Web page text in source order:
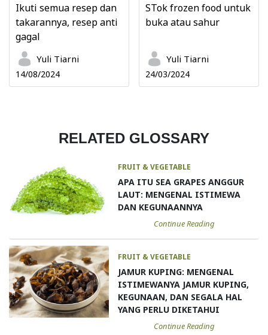
Ikuti semua resep dan
takarannya, resep anti
gagal
Yuli Tiarni
14/08/2024
STok frozen food untuk
buka atau sahur
Yuli Tiarni
24/03/2024
RELATED GLOSSARY
FRUIT & VEGETABLE
APA ITU SEA GRAPES ANGGUR
LAUT: MENGENAL ISTIMEWA
DAN KEGUNAANNYA
Continue Reading
FRUIT & VEGETABLE
JAMUR KUPING: MENGENAL
ISTIMEWANYA JAMUR KUPING,
KEGUNAAN, DAN SEGALA HAL
YANG PERLU DIKETAHUI
Continue Reading